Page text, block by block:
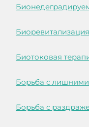
Биоревитализация
Биотоковая
Борьба с
Борьба с